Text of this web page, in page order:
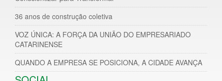
36 anos de construção coletiva
VOZ ÚNICA: A FORÇA DA UNIÃO DO EMPRESARIADO
CATARINENSE
QUANDO A EMPRESA SE POSICIONA, A CIDADE AVANÇA